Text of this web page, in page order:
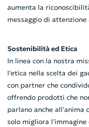
aumenta la
messaggio di
Sostenibilità ed Etica
In linea con la nostra
l'etica nella scelta dei
con partner che
offrendo prodotti che
parlano anche all'anima
solo migliora